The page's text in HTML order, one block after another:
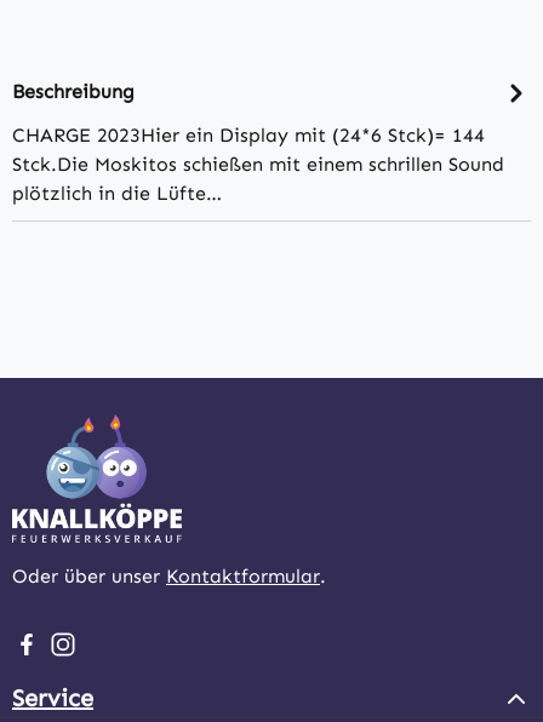
Beschreibung
CHARGE 2023Hier ein Display mit (24*6 Stck)= 144
Stck.Die Moskitos schießen mit einem schrillen Sound
plötzlich in die Lüfte…
Oder über unser Kontaktformular.
Besuche uns auf Facebook – öffnet in neuem Tab
Schau auf Instagram vorbei – öffnet in neuem Tab
Service